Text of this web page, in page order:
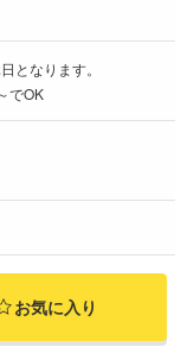
となります。
でOK
お気に入り